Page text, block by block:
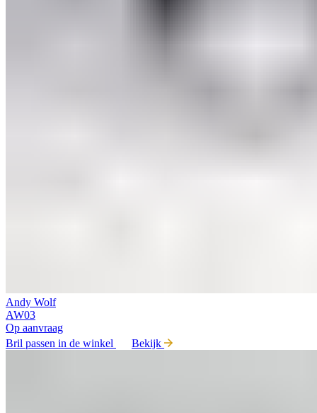
Andy Wolf
AW03
Op aanvraag
Bril passen in de winkel
Bekijk